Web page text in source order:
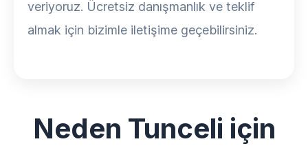
veriyoruz. Ücretsiz danışmanlık ve teklif
almak için bizimle iletişime geçebilirsiniz.
Neden Tunceli için